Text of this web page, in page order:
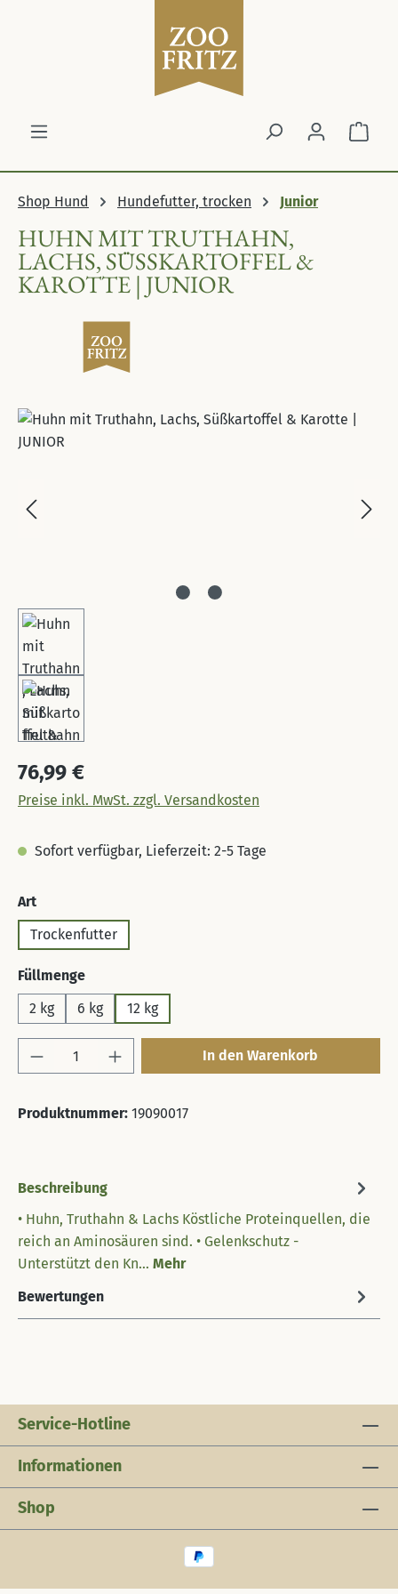
Shop Hund Hundefutter, trocken Junior
HUHN MIT TRUTHAHN,
LACHS, SÜSSKARTOFFEL & K
AROTTE | JUNIOR
Bildergalerie überspringen
Regulärer Preis:
76,99 €
Preise inkl. MwSt. zzgl. Versandkosten
Sofort verfügbar, Lieferzeit: 2-5 Tage
Artauswählen
Trockenfutter
Füllmengeauswählen
2 kg
6 kg 12 kg
Produkt Anzahl: Gib den gewünschten
In den Warenkorb
Produktnummer: 19090017
Beschreibung
• Huhn, Truthahn & Lachs Köstliche Proteinquellen, die
reich an Aminosäuren sind. • Gelenkschutz -
Unterstützt den Kn… Mehr
Bewertungen
Service-Hotline
Informationen
Shop